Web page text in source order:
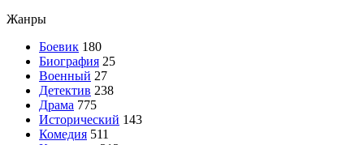
Жанры
Боевик 180
Биография 25
Военный 27
Детектив 238
Драма 775
Исторический 143
Комедия 511